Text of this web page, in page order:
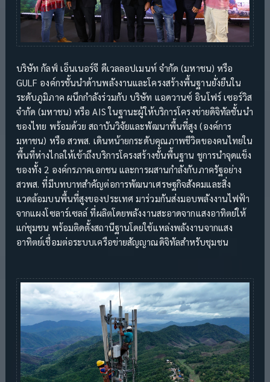
บริษัท กัลฟ์ เอ็นเนอร์จี ดีเวลลอปเมนท์ จำกัด (มหาชน) หรือ
GULF องค์กรชั้นนำด้านพลังงานและโครงสร้างพื้นฐานยั่งยืนใน
ระดับภูมิภาค ผนึกกำลังร่วมกับ บริษัท แอดวานซ์ อินโฟร์ เซอร์วิส
จำกัด (มหาชน) หรือ AIS ในฐานะผู้ให้บริการโครงข่ายดิจิทัลชั้นนำ
ของไทย พร้อมด้วย สถาบันวิจัยและพัฒนาพื้นที่สูง (องค์การ
มหาชน) หรือ สวพส. เดินหน้ายกระดับคุณภาพชีวิตของคนไทยใน
พื้นที่ห่างไกลให้เข้าถึงบริการโครงสร้างขั้นพื้นฐาน ชูการนำจุดแข็ง
ของทั้ง 2 องค์กรภาคเอกชน และการผสานกำลังกับภาครัฐอย่าง
สวพส. ที่มีบทบาทสำคัญต่อการพัฒนาเศรษฐกิจสังคมและสิ่ง
แวดล้อมบนพื้นที่สูงของประเทศ มาร่วมกันส่งมอบพลังงานไฟฟ้า
จากแผงโซลาร์เซลล์ ที่ผลิตโดยพลังงานสะอาดจากแสงอาทิตย์ให้
แก่ชุมชน พร้อมติดตั้งสถานีฐานโดยใช้แหล่งพลังงานจากแสง
อาทิตย์เชื่อมต่อระบบเครือข่ายสัญญาณดิจิทัลสำหรับชุมชน